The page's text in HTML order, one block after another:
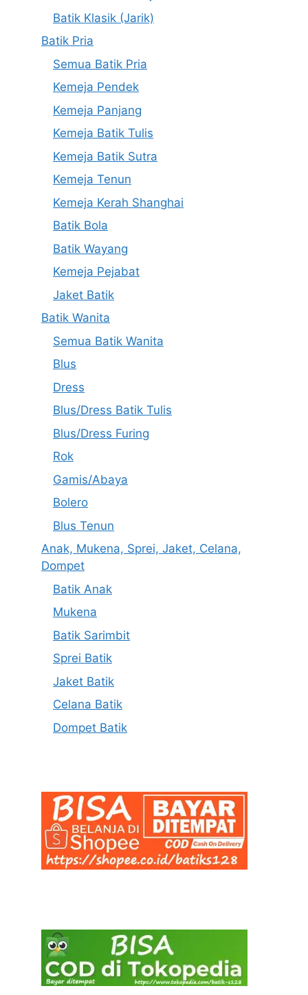
Batik Klasik (Jarik)
Batik Pria
Semua Batik Pria
Kemeja Pendek
Kemeja Panjang
Kemeja Batik Tulis
Kemeja Batik Sutra
Kemeja Tenun
Kemeja Kerah Shanghai
Batik Bola
Batik Wayang
Kemeja Pejabat
Jaket Batik
Batik Wanita
Semua Batik Wanita
Blus
Dress
Blus/Dress Batik Tulis
Blus/Dress Furing
Rok
Gamis/Abaya
Bolero
Blus Tenun
Anak, Mukena, Sprei, Jaket, Celana,
Dompet
Batik Anak
Mukena
Batik Sarimbit
Sprei Batik
Jaket Batik
Celana Batik
Dompet Batik